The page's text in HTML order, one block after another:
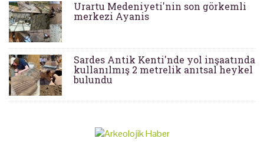
Urartu Medeniyeti'nin son görkemli
merkezi Ayanis
Sardes Antik Kenti'nde yol inşaatında
kullanılmış 2 metrelik anıtsal heykel
bulundu